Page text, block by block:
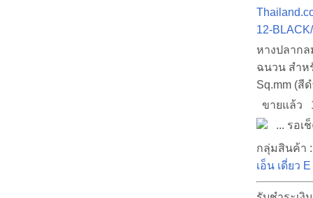
12-BLACK/
หางปลาก
ฉนวน สำห
Sq.mm (สี
ขายแล้ว
... รอเ
กลุ่มสินค้า
เอ็น เดี่ยว E